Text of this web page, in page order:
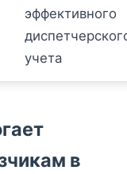
эффективного
учета
в